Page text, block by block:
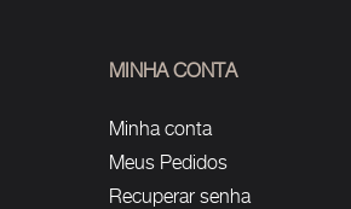
MINHA CONTA
Minha conta
Meus Pedidos
Recuperar senha